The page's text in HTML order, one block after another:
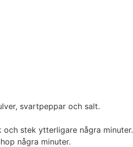
svartpeppar och salt.
stek ytterligare några minuter.
några minuter.